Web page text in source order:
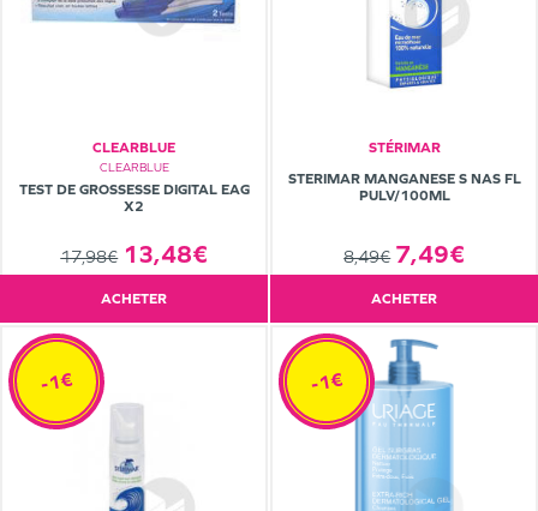
CLEARBLUE
CLEARBLUE
TEST DE GROSSESSE DIGITAL EAG
X2
17,98€ 13,48€
ACHETER
STÉRIMAR
STERIMAR MANGANESE S NAS FL
PULV/100ML
8,49€ 7,49€
ACHETER
-1€ -1€